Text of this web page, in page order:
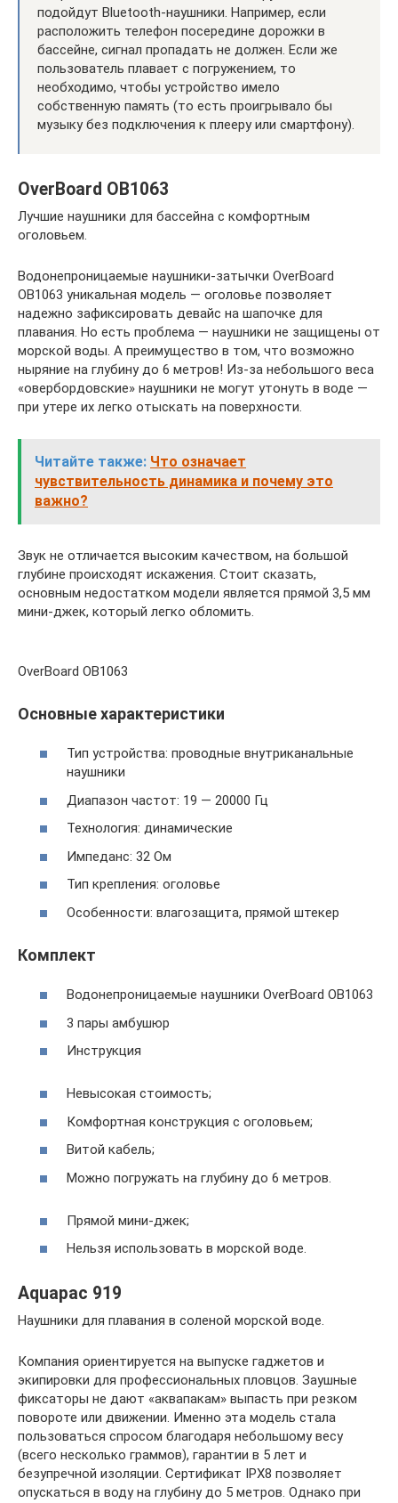
подойдут Bluetooth-наушники. Например, если
расположить телефон посередине дорожки в
бассейне, сигнал пропадать не должен. Если же
пользователь плавает с погружением, то
необходимо, чтобы устройство имело
собственную память (то есть проигрывало бы
музыку без подключения к плееру или смартфону).
OverBoard OB1063
Лучшие наушники для бассейна с комфортным
оголовьем.
Водонепроницаемые наушники-затычки OverBoard
OB1063 уникальная модель — оголовье позволяет
надежно зафиксировать девайс на шапочке для
плавания. Но есть проблема — наушники не защищены от
морской воды. А преимущество в том, что возможно
ныряние на глубину до 6 метров! Из-за небольшого веса
«овербордовские» наушники не могут утонуть в воде —
при утере их легко отыскать на поверхности.
Читайте также: Что означает
чувствительность динамика и почему это
важно?
Звук не отличается высоким качеством, на большой
глубине происходят искажения. Стоит сказать,
основным недостатком модели является прямой 3,5 мм
мини-джек, который легко обломить.
OverBoard OB1063
Основные характеристики
Тип устройства: проводные внутриканальные
наушники
Диапазон частот: 19 — 20000 Гц
Технология: динамические
Импеданс: 32 Ом
Тип крепления: оголовье
Особенности: влагозащита, прямой штекер
Комплект
Водонепроницаемые наушники OverBoard OB1063
3 пары амбушюр
Инструкция
Невысокая стоимость;
Комфортная конструкция с оголовьем;
Витой кабель;
Можно погружать на глубину до 6 метров.
Прямой мини-джек;
Нельзя использовать в морской воде.
Aquapac 919
Наушники для плавания в соленой морской воде.
Компания ориентируется на выпуске гаджетов и
экипировки для профессиональных пловцов. Заушные
фиксаторы не дают «аквапакам» выпасть при резком
повороте или движении. Именно эта модель стала
пользоваться спросом благодаря небольшому весу
(всего несколько граммов), гарантии в 5 лет и
безупречной изоляции. Сертификат IPX8 позволяет
опускаться в воду на глубину до 5 метров. Однако при